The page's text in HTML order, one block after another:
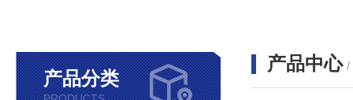
产品分类
产品中心 /